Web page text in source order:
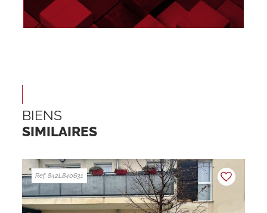
BIENS
SIMILAIRES
Ref. 842L840631